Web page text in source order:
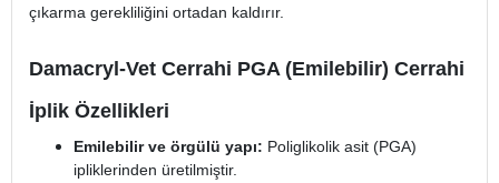
çıkarma gerekliliğini ortadan kaldırır.
Damacryl-Vet Cerrahi PGA (Emilebilir) Cerrahi
İplik Özellikleri
Emilebilir ve örgülü yapı: Poliglikolik asit (PGA)
ipliklerinden üretilmiştir.